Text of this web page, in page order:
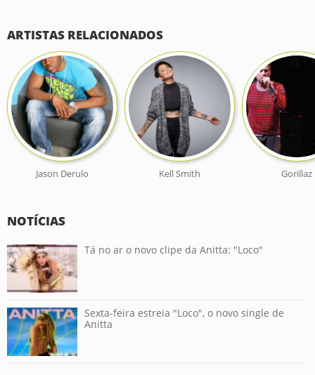
ARTISTAS RELACIONADOS
Jason Derulo Kell Smith Gorillaz
NOTÍCIAS
Tá no ar o novo clipe da Anitta: "Loco"
Sexta-feira estreia "Loco", o novo single de
Anitta